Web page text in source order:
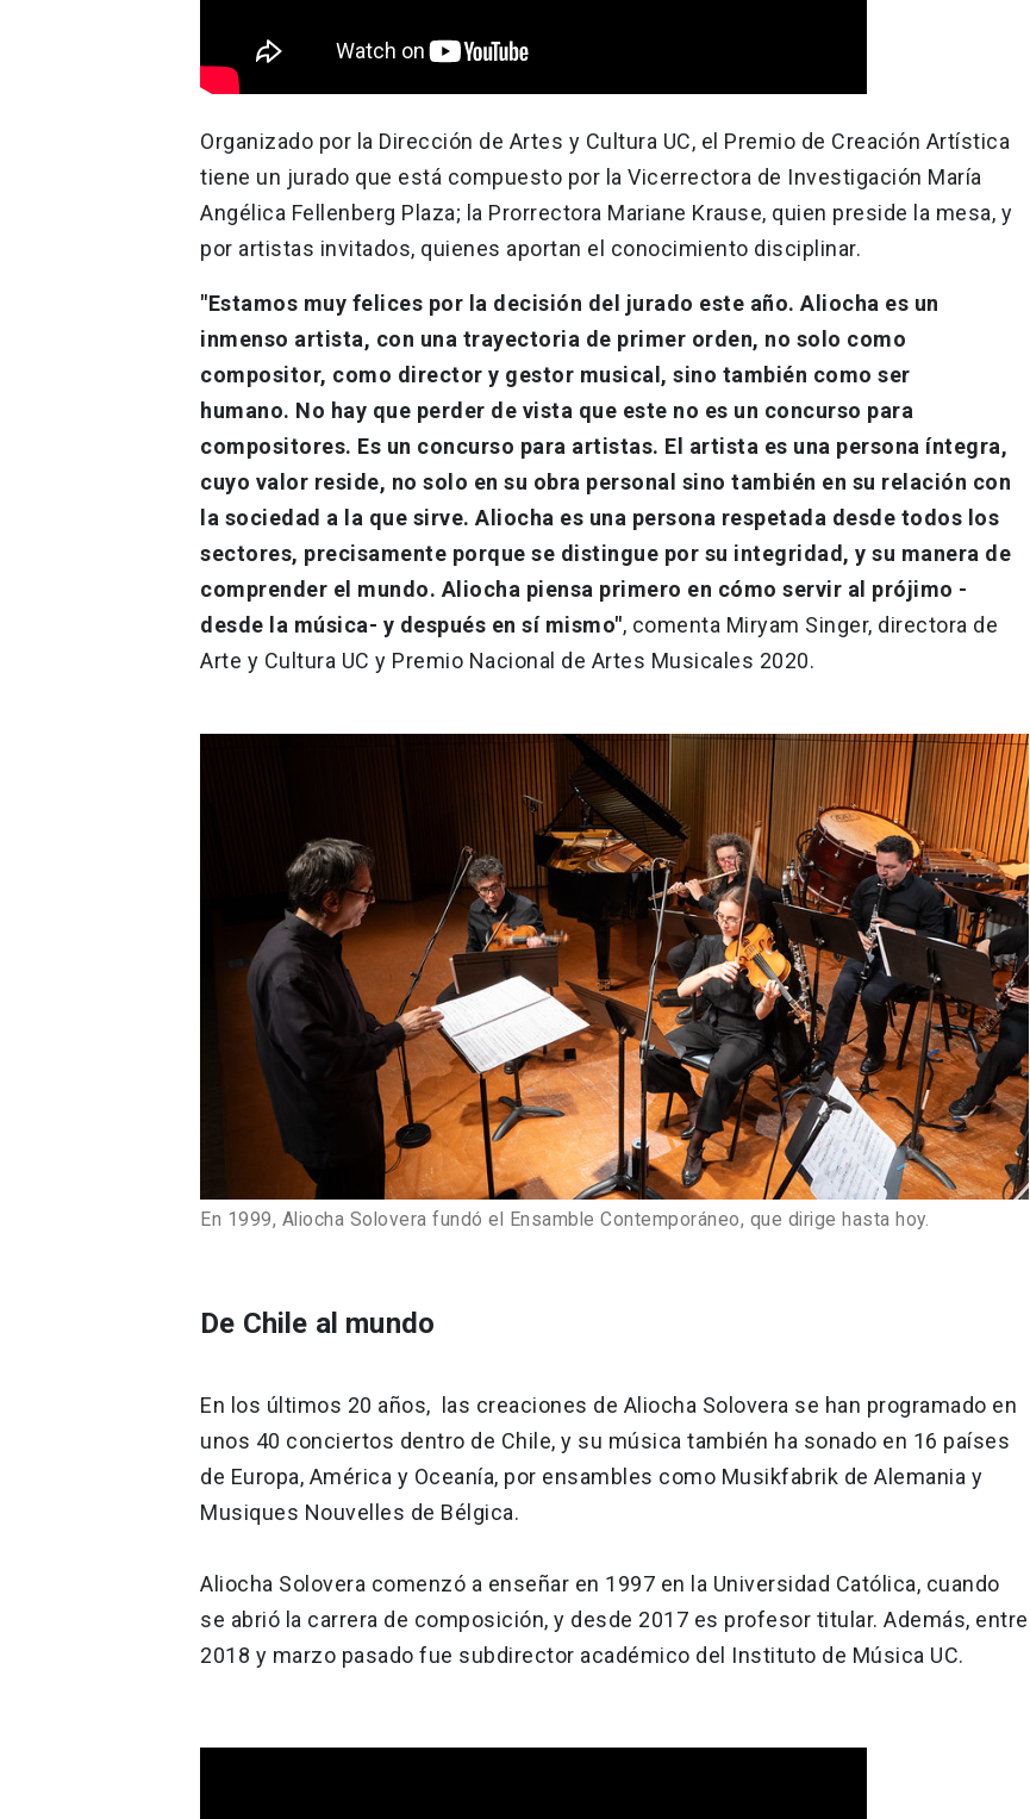
Organizado por la Dirección de Artes y Cultura UC, el Premio de Creación Artística
tiene un jurado que está compuesto por la Vicerrectora de Investigación María
Angélica Fellenberg Plaza; la Prorrectora Mariane Krause, quien preside la mesa, y
por artistas invitados, quienes aportan el conocimiento disciplinar.
"Estamos muy felices por la decisión del jurado este año. Aliocha es un
inmenso artista, con una trayectoria de primer orden, no solo como
compositor, como director y gestor musical, sino también como ser
humano. No hay que perder de vista que este no es un concurso para
compositores. Es un concurso para artistas. El artista es una persona íntegra,
cuyo valor reside, no solo en su obra personal sino también en su relación con
la sociedad a la que sirve. Aliocha es una persona respetada desde todos los
sectores, precisamente porque se distingue por su integridad, y su manera de
comprender el mundo. Aliocha piensa primero en cómo servir al prójimo -
desde la música- y después en sí mismo", comenta Miryam Singer, directora de
Arte y Cultura UC y Premio Nacional de Artes Musicales 2020.
En 1999, Aliocha Solovera fundó el Ensamble Contemporáneo, que dirige hasta hoy.
De Chile al mundo
En los últimos 20 años, las creaciones de Aliocha Solovera se han programado en
unos 40 conciertos dentro de Chile, y su música también ha sonado en 16 países
de Europa, América y Oceanía, por ensambles como Musikfabrik de Alemania y
Musiques Nouvelles de Bélgica.
Aliocha Solovera comenzó a enseñar en 1997 en la Universidad Católica, cuando
se abrió la carrera de composición, y desde 2017 es profesor titular. Además, entre
2018 y marzo pasado fue subdirector académico del Instituto de Música UC.